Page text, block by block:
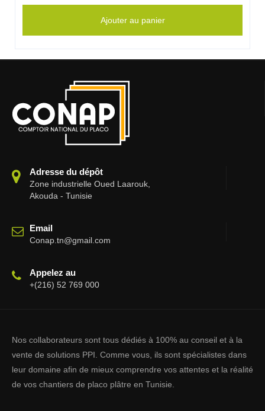
Ajouter au panier
Adresse du dépôt
Zone industrielle Oued Laarouk,
Akouda - Tunisie
Email
Conap.tn@gmail.com
Appelez au
+(216) 52 769 000
Nos collaborateurs sont tous dédiés à 100% au conseil et à la
vente de solutions PPI. Comme vous, ils sont spécialistes dans
leur domaine afin de mieux comprendre vos attentes et la réalité
de vos chantiers de placo plâtre en Tunisie.